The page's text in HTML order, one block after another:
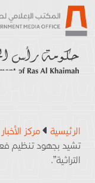
الرئيسية مركز الأخبار
تشيد بجهود تنظيم
التراثية”.